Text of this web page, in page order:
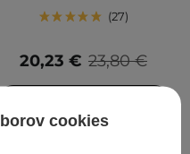
27
23,80 €
20,23 €
cookies